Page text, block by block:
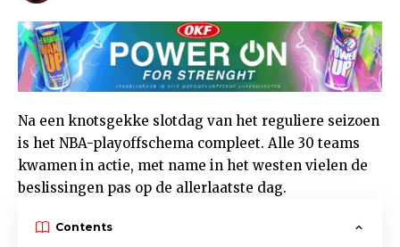
Na een knotsgekke slotdag van het reguliere seizoen
is het NBA-playoffschema compleet. Alle 30 teams
kwamen in actie, met name in het westen vielen de
beslissingen pas op de allerlaatste dag.
Contents